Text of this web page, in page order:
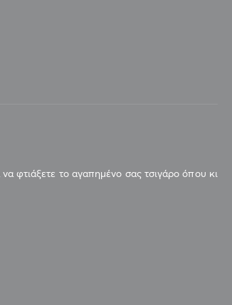
φτιάξετε το αγαπημένο σας τσιγάρο όπου κι